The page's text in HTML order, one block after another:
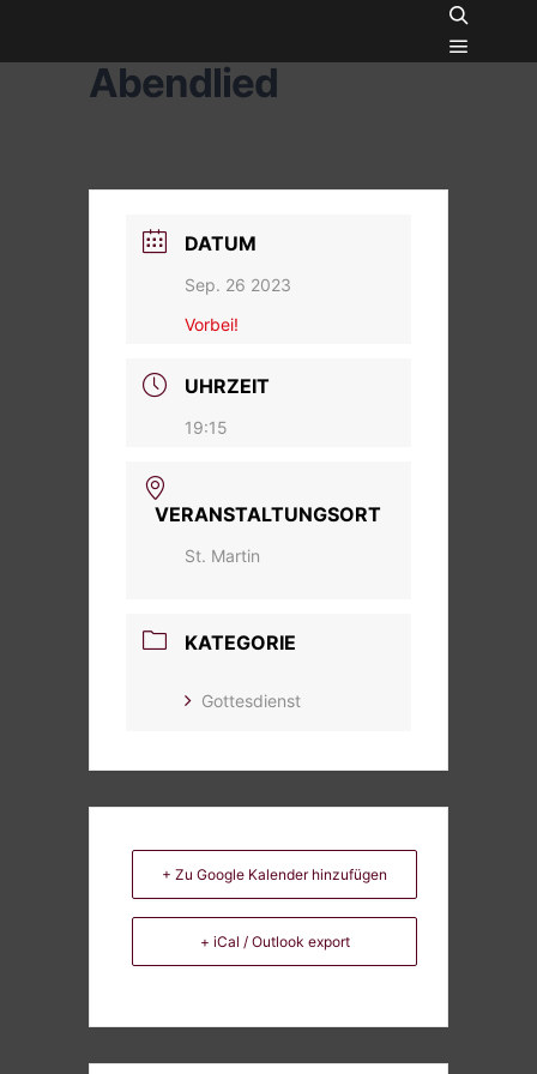
Suchen
Abendlied
DATUM
Sep. 26 2023
Vorbei!
UHRZEIT
19:15
VERANSTALTUNGSORT
St. Martin
KATEGORIE
Gottesdienst
+ Zu Google Kalender hinzufügen
+ iCal / Outlook export